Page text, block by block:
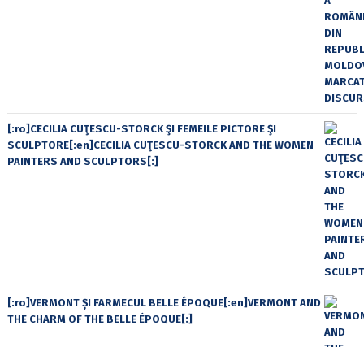
[:ro]CECILIA CUŢESCU-STORCK ŞI FEMEILE PICTORE ŞI
SCULPTORE[:en]CECILIA CUŢESCU-STORCK AND THE WOMEN
PAINTERS AND SCULPTORS[:]
[:ro]VERMONT ȘI FARMECUL BELLE ÉPOQUE[:en]VERMONT AND
THE CHARM OF THE BELLE ÉPOQUE[:]